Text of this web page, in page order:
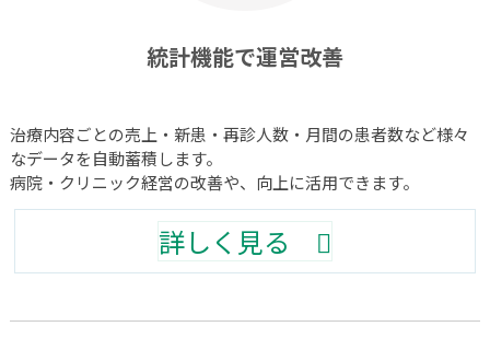
統計機能で運営改善
治療内容ごとの売上・新患・再診人数・月間の患者数など様々
なデータを自動蓄積します。
病院・クリニック経営の改善や、向上に活用できます。
詳しく見る